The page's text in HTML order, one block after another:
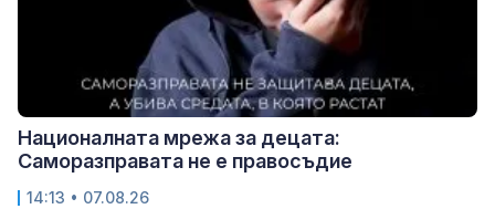
Националната мрежа за децата:
Саморазправата не е правосъдие
14:13 • 07.08.26